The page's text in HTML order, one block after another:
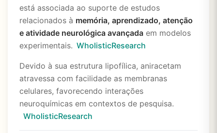
está associada ao suporte de estudos
relacionados à memória, aprendizado, atenção
e atividade neurológica avançada em modelos
experimentais. WholisticResearch
Devido à sua estrutura lipofílica, aniracetam
atravessa com facilidade as membranas
celulares, favorecendo interações
neuroquímicas em contextos de pesquisa.
WholisticResearch